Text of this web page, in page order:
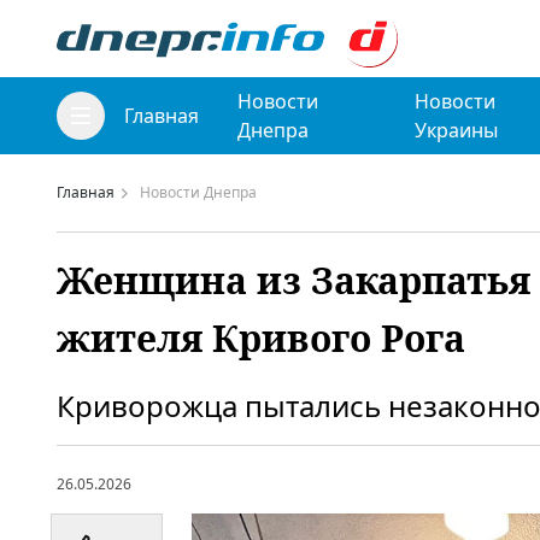
Главная
Новости
Днепра
Новости
Украины
Главная Новости Днепра
Женщина из Закарпатья
жителя Кривого Рога
Криворожца пытались
26.05.2026